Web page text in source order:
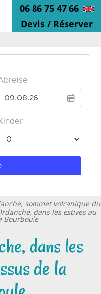
06 86 75 47 66
Devis / Réserver
sommet volcanique du
dans les estives au
Bourboule
dans les
de la